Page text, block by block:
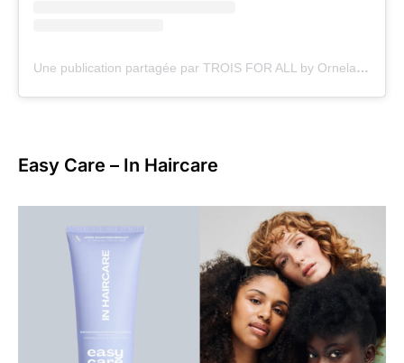
Une publication partagée par TROIS FOR ALL by Ornela Paris (@troisforall)
Easy Care – In Haircare